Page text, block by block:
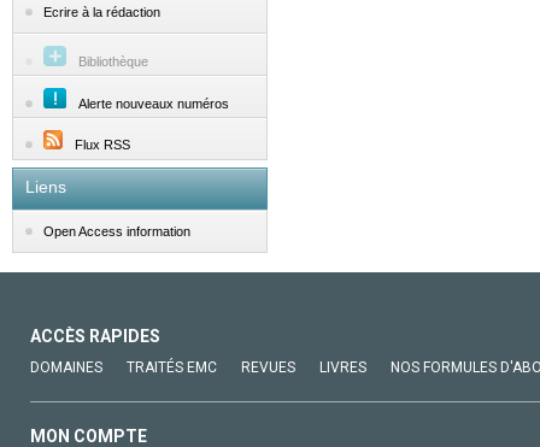
Ecrire à la rédaction
Bibliothèque
Alerte nouveaux numéros
Flux RSS
Liens
Open Access information
ACCÈS RAPIDES
DOMAINES TRAITÉS EMC REVUES LIVRES NOS FORMULES
MON COMPTE